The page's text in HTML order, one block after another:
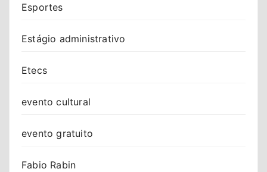
Esportes
Estágio administrativo
Etecs
evento cultural
evento gratuito
Fabio Rabin